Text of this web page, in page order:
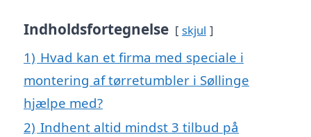
Indholdsfortegnelse skjul
1) Hvad kan et firma med speciale i
montering af tørretumbler i Søllinge
hjælpe med?
2) Indhent altid mindst 3 tilbud på